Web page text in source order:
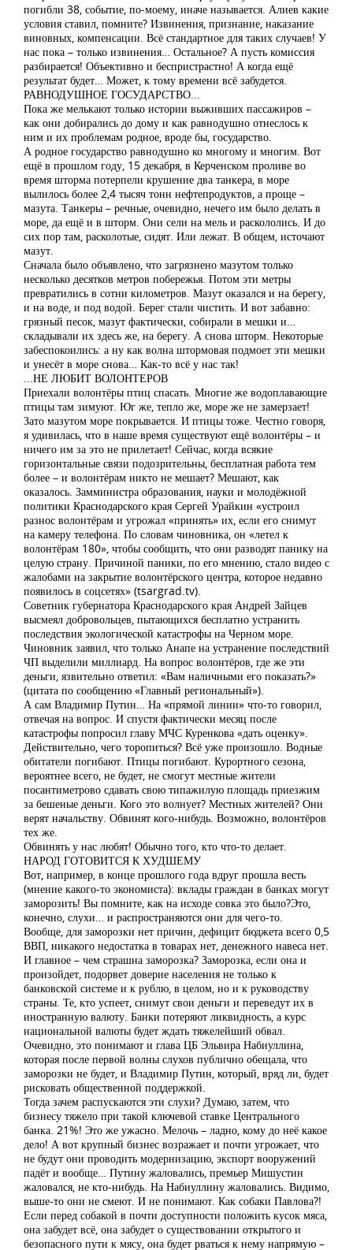
погибли 38, событие, по-моему, иначе называется. Алиев какие
условия ставил, помните? Извинения, признание, наказание
виновных, компенсации. Всё стандартное для таких случаев! У
нас пока – только извинения… Остальное? А пусть комиссия
разбирается! Объективно и беспристрастно! А когда ещё
результат будет… Может, к тому времени всё забудется.
РАВНОДУШНОЕ ГОСУДАРСТВО...
Пока же мелькают только истории выживших пассажиров –
как они добирались до дому и как равнодушно отнеслось к
ним и их проблемам родное, вроде бы, государство.
А родное государство равнодушно ко многому и многим. Вот
ещё в прошлом году, 15 декабря, в Керченском проливе во
время шторма потерпели крушение два танкера, в море
вылилось более 2,4 тысяч тонн нефтепродуктов, а проще –
мазута. Танкеры – речные, очевидно, нечего им было делать в
море, да ещё и в шторм. Они сели на мель и раскололись. И до
сих пор там, расколотые, сидят. Или лежат. В общем, источают
мазут.
Сначала было объявлено, что загрязнено мазутом только
несколько десятков метров побережья. Потом эти метры
превратились в сотни километров. Мазут оказался и на берегу,
и на воде, и под водой. Берег стали чистить. И вот забавно:
грязный песок, мазут фактически, собирали в мешки и…
складывали их здесь же, на берегу. А снова шторм. Некоторые
забеспокоились: а ну как волна штормовая подмоет эти мешки
и унесёт в море снова… Как-то всё у нас так!
...НЕ ЛЮБИТ ВОЛОНТЕРОВ
Приехали волонтёры птиц спасать. Многие же водоплавающие
птицы там зимуют. Юг же, тепло же, море же не замерзает!
Зато мазутом море покрывается. И птицы тоже. Честно говоря,
я удивилась, что в наше время существуют ещё волонтёры – и
ничего им за это не прилетает! Сейчас, когда всякие
горизонтальные связи подозрительны, бесплатная работа тем
более – и волонтёрам никто не мешает? Мешают, как
оказалось. Замминистра образования, науки и молодёжной
политики Краснодарского края Сергей Урайкин «устроил
разнос волонтёрам и угрожал «принять» их, если его снимут
на камеру телефона. По словам чиновника, он «летел к
волонтёрам 180», чтобы сообщить, что они разводят панику на
целую страну. Причиной паники, по его мнению, стало видео с
жалобами на закрытие волонтёрского центра, которое недавно
появилось в соцсетях» (tsargrad.tv).
Советник губернатора Краснодарского края Андрей Зайцев
высмеял добровольцев, пытающихся бесплатно устранить
последствия экологической катастрофы на Черном море.
Чиновник заявил, что только Анапе на устранение последствий
ЧП выделили миллиард. На вопрос волонтёров, где же эти
деньги, язвительно ответил: «Вам наличными его показать?»
(цитата по сообщению «Главный региональный»).
А сам Владимир Путин… На «прямой линии» что-то говорил,
отвечая на вопрос. И спустя фактически месяц после
катастрофы попросил главу МЧС Куренкова «дать оценку».
Действительно, чего торопиться? Всё уже произошло. Водные
обитатели погибают. Птицы погибают. Курортного сезона,
вероятнее всего, не будет, не смогут местные жители
посантиметрово сдавать свою типажилую площадь приезжим
за бешеные деньги. Кого это волнует? Местных жителей? Они
верят начальству. Обвинят кого-нибудь. Возможно, волонтёров
тех же.
Обвинять у нас любят! Обычно того, кто что-то делает.
НАРОД ГОТОВИТСЯ К ХУДШЕМУ
Вот, например, в конце прошлого года вдруг прошла весть
(мнение какого-то экономиста): вклады граждан в банках могут
заморозить! Вы помните, как на исходе совка это было?Это,
конечно, слухи… и распространяются они для чего-то.
Вообще, для заморозки нет причин, дефицит бюджета всего 0,5
ВВП, никакого недостатка в товарах нет, денежного навеса нет.
И главное – чем страшна заморозка? Заморозка, если она и
произойдет, подорвет доверие населения не только к
банковской системе и к рублю, в целом, но и к руководству
страны. Те, кто успеет, снимут свои деньги и переведут их в
иностранную валюту. Банки потеряют ликвидность, а курс
национальной валюты будет ждать тяжелейший обвал.
Очевидно, это понимают и глава ЦБ Эльвира Набиуллина,
которая после первой волны слухов публично обещала, что
заморозки не будет, и Владимир Путин, который, вряд ли, будет
рисковать общественной поддержкой.
Тогда зачем распускаются эти слухи? Думаю, затем, что
бизнесу тяжело при такой ключевой ставке Центрального
банка. 21%! Это же ужасно. Мелочь – ладно, кому до неё какое
дело! А вот крупный бизнес возражает и почти угрожает, что
не будут они проводить модернизацию, экспорт вооружений
падёт и вообще… Путину жаловались, премьер Мишустин
жаловался, не кто-нибудь. На Набиуллину жаловались. Видимо,
выше-то они не смеют. И не понимают. Как собаки Павлова?!
Если перед собакой в почти доступности положить кусок мяса,
она забудет всё, она забудет о существовании открытого и
безопасного пути к мясу, она будет рваться к нему напрямую –